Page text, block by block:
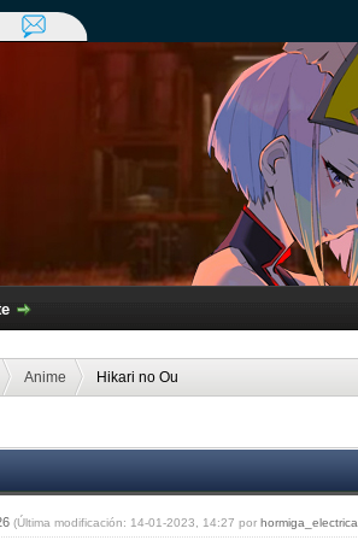
Anime Hikari no Ou
(Última modificación: 14-01-2023, 14:27 porhormiga_electrica